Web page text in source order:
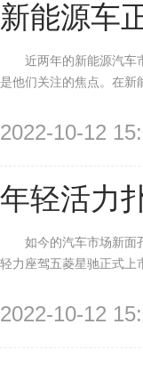
新能源车
近两年的新能源汽车
是他们关注的焦点。在新
2022-10-12
年轻活力
如今的汽车市场新面
轻力座驾五菱星驰正式上
2022-10-12